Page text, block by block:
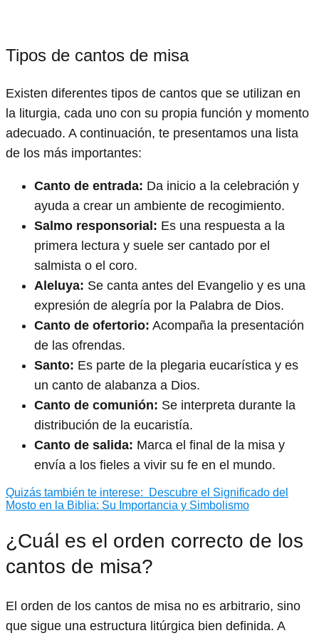
Tipos de cantos de misa
Existen diferentes tipos de cantos que se utilizan en
la liturgia, cada uno con su propia función y momento
adecuado. A continuación, te presentamos una lista
de los más importantes:
Canto de entrada: Da inicio a la celebración y
ayuda a crear un ambiente de recogimiento.
Salmo responsorial: Es una respuesta a la
primera lectura y suele ser cantado por el
salmista o el coro.
Aleluya: Se canta antes del Evangelio y es una
expresión de alegría por la Palabra de Dios.
Canto de ofertorio: Acompaña la presentación
de las ofrendas.
Santo: Es parte de la plegaria eucarística y es
un canto de alabanza a Dios.
Canto de comunión: Se interpreta durante la
distribución de la eucaristía.
Canto de salida: Marca el final de la misa y
envía a los fieles a vivir su fe en el mundo.
Quizás también te interese:
Descubre el Significado del
Mosto en la Biblia: Su Importancia y Simbolismo
¿Cuál es el orden correcto de los
cantos de misa?
El orden de los cantos de misa no es arbitrario, sino
que sigue una estructura litúrgica bien definida. A